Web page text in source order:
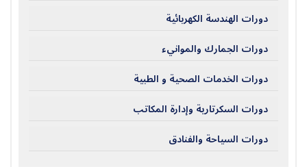
دورات الهندسة الكهربائية
دورات الجمارك والموانيء
دورات الخدمات الصحية و الطبية
دورات السكرتارية وإدارة المكاتب
دورات السياحة والفنادق